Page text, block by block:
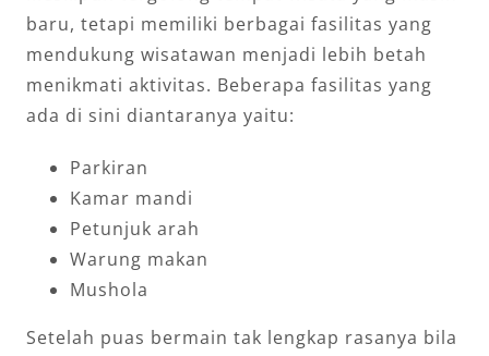
baru, tetapi memiliki berbagai fasilitas yang
mendukung wisatawan menjadi lebih betah
menikmati aktivitas. Beberapa fasilitas yang
ada di sini diantaranya yaitu:
Parkiran
Kamar mandi
Petunjuk arah
Warung makan
Mushola
Setelah puas bermain tak lengkap rasanya bila